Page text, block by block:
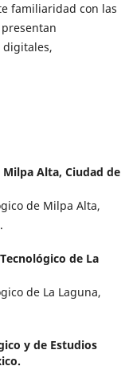
familiaridad con las
digitales,
Alta, Ciudad de
de Milpa Alta,
de La
de La Laguna,
y de Estudios